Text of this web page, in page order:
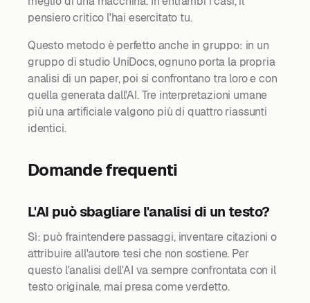
pensiero critico l'hai esercitato tu.
Questo metodo è perfetto anche in gruppo: in un
gruppo di studio UniDocs, ognuno porta la propria
analisi di un paper, poi si confrontano tra loro e con
quella generata dall'AI. Tre interpretazioni umane
più una artificiale valgono più di quattro riassunti
identici.
Domande frequenti
L'AI può sbagliare l'analisi di un testo?
Sì: può fraintendere passaggi, inventare citazioni o
attribuire all'autore tesi che non sostiene. Per
questo l'analisi dell'AI va sempre confrontata con il
testo originale, mai presa come verdetto.